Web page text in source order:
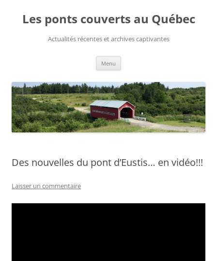
contenu
Les ponts couverts au Québec
Actualités récentes et archives captivantes
Menu
Des nouvelles du pont d’Eustis… en vidéo!!!
Laisser un commentaire